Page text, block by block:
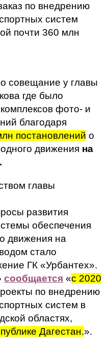
по внедрению
систем
почти 360 млн
совещание у главы
где было
фото- и
благодаря
постановлений о
движения на
главы
развития
обеспечения
движения на
стало
ГК «Урбантех».
сообщается «с 2020
по внедрению
систем в
областях,
Дагестан.».